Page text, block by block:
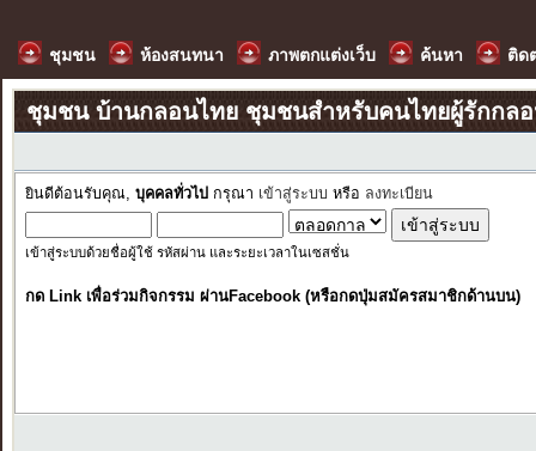
ชุมชน ห้องสนทนา ภาพตกแต่งเว็บ ค้นหา ติด
ชุมชน บ้านกลอนไทย ชุมชนสำหรับคนไทยผู้รักกล
ยินดีต้อนรับคุณ, บุคคลทั่วไป กรุณา เข้าสู่ระบบ หรือ ลงทะเบียน
เข้าสู่ระบบด้วยชื่อผู้ใช้ รหัสผ่าน และระยะเวลาในเซสชั่น
กด Link เพื่อร่วมกิจกรรม ผ่านFacebook (หรือกดปุ่มสมัครสมาชิกด้านบน)